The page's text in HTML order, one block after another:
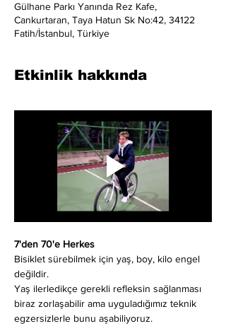
Gülhane Parkı Yanında Rez Kafe,
Cankurtaran, Taya Hatun Sk No:42, 34122
Fatih/İstanbul, Türkiye
Etkinlik hakkında
7'den 70'e Herkes
Bisiklet sürebilmek için yaş, boy, kilo engel
değildir.
Yaş ilerledikçe gerekli refleksin sağlanması
biraz zorlaşabilir ama uyguladığımız teknik
egzersizlerle bunu aşabiliyoruz.